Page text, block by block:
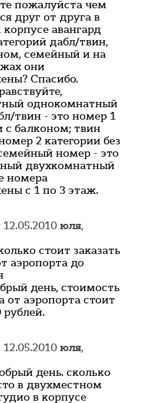
пожалуйста чем
друг от друга в
авангард
дабл/твин,
семейный и на
они
Спасибо.
однокомнатный
твин - это номер 1
с балконом; твин
2 категории без
номер - это
двухкомнатный
номера
с 1 по 3 этаж.
юля,
стоит заказать
аэропорта до
день, стоимость
от аэропорта стоит
рублей.
юля,
день. сколько
в двухместном
в корпусе